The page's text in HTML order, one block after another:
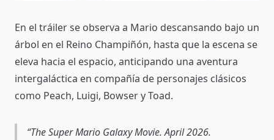
En el tráiler se observa a Mario descansando bajo un
árbol en el Reino Champiñón, hasta que la escena se
eleva hacia el espacio, anticipando una aventura
intergaláctica en compañía de personajes clásicos
como Peach, Luigi, Bowser y Toad.
The Super Mario Galaxy Movie. April 2026.